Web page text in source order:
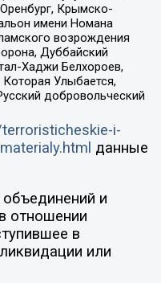
Оренбург, Крымско-
имени Номана
возрождения
Дуббайский
Хаджи Белхороев,
Улыбается,
добровольческий
i-
данные
и
отношении
в
или